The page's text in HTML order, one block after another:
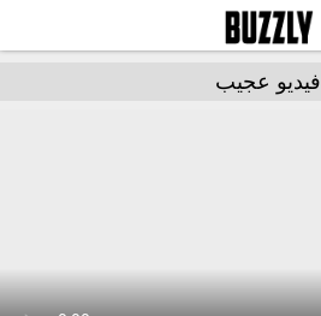
فيديو عجيب